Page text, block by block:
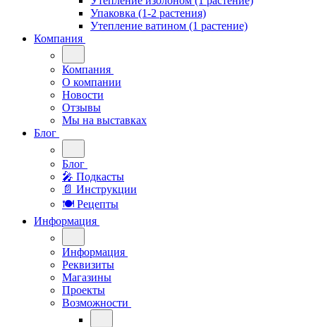
Упаковка (1-2 растения)
Утепление ватином (1 растение)
Компания
Компания
О компании
Новости
Отзывы
Мы на выставках
Блог
Блог
🎤︎︎ Подкасты
📄 Инструкции
🍽 Рецепты
Информация
Информация
Реквизиты
Магазины
Проекты
Возможности